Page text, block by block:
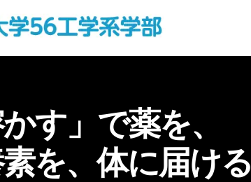
かす」で薬を、
を、体に届ける